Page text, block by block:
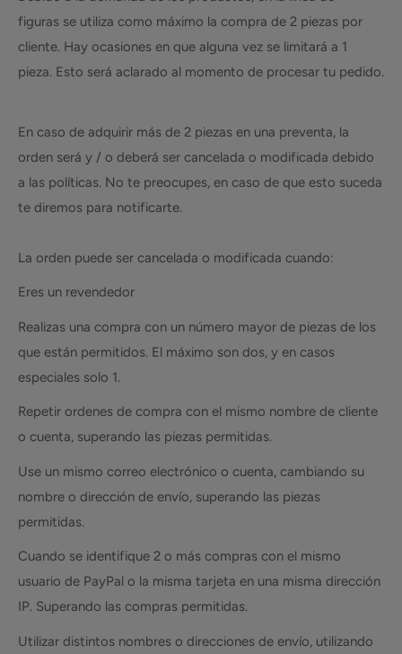
figuras se utiliza como máximo la compra de 2 piezas por
cliente. Hay ocasiones en que alguna vez se limitará a 1
pieza. Esto será aclarado al momento de procesar tu pedido.
En caso de adquirir más de 2 piezas en una preventa, la
orden será y / o deberá ser cancelada o modificada debido
a las políticas. No te preocupes, en caso de que esto suceda
te diremos para notificarte.
La orden puede ser cancelada o modificada cuando:
Eres un revendedor
Realizas una compra con un número mayor de piezas de los
que están permitidos. El máximo son dos, y en casos
especiales solo 1.
Repetir ordenes de compra con el mismo nombre de cliente
o cuenta, superando las piezas permitidas.
Use un mismo correo electrónico o cuenta, cambiando su
nombre o dirección de envío, superando las piezas
permitidas.
Cuando se identifique 2 o más compras con el mismo
usuario de PayPal o la misma tarjeta en una misma dirección
IP. Superando las compras permitidas.
Utilizar distintos nombres o direcciones de envío, utilizando